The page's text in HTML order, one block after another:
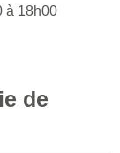
à 18h00
de